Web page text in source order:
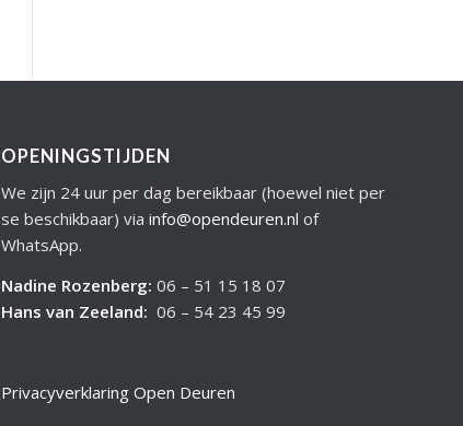
OPENINGSTIJDEN
We zijn 24 uur per dag bereikbaar (hoewel niet per
se beschikbaar) viainfo@opendeuren.nl of
WhatsApp.
Nadine Rozenberg:06 – 51 15 18 07
Hans van Zeeland:06 – 54 23 45 99
Privacyverklaring Open Deuren